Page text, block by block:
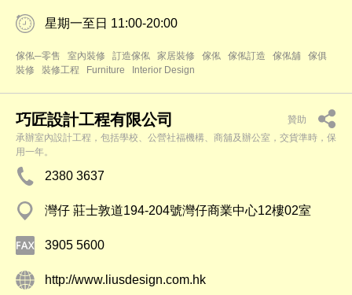
星期一至日 11:00-20:00
傢俬─零售 室內裝修 訂造傢俬 家居裝修 傢俬 傢俬訂造 傢俬舖
傢俱
裝修
裝修工程 Furniture Interior Design
巧匠設計工程有限公司
贊助
承辦室內設計工程，包括學校、公營社福機構、商舖及辦公室，交貨準時，保
用一年。
2380 3637
灣仔 莊士敦道194-204號灣仔商業中心12樓02室
3905 5600
http://www.liusdesign.com.hk